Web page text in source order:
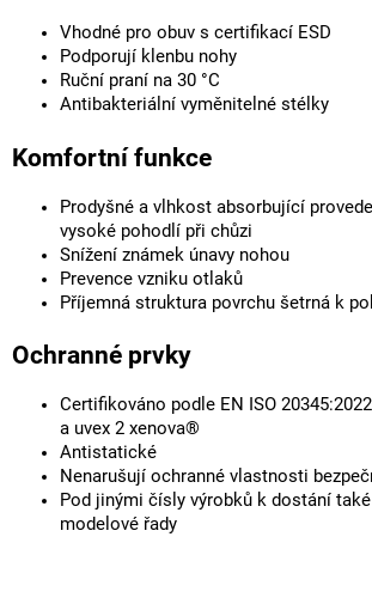
Vhodné pro obuv s certifikací ESD
Podporují klenbu nohy
Ruční praní na 30 °C
Antibakteriální vyměnitelné stélky
Komfortní funkce
Prodyšné a vlhkost absorbující
vysoké pohodlí při chůzi
Snížení známek únavy nohou
Prevence vzniku otlaků
Příjemná struktura povrchu šetrná k
Ochranné prvky
Certifikováno podle EN ISO
a uvex 2 xenova®
Antistatické
Nenarušují ochranné vlastnosti
Pod jinými čísly výrobků k dostání
modelové řady